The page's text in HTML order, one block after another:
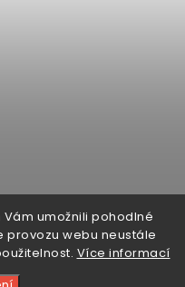
umožnili pohodlné
provozu webu neustále
Více informací